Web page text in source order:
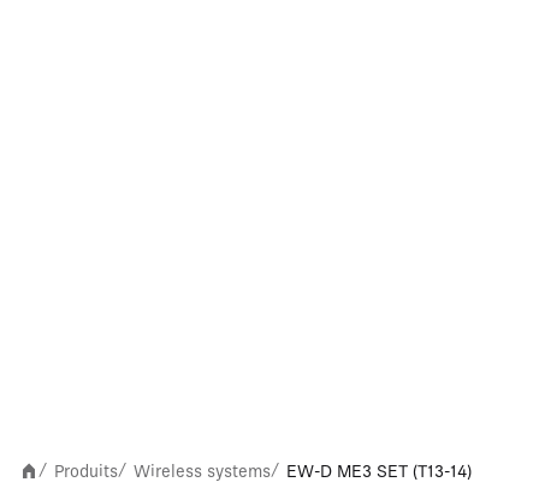
/ Produits/ Wireless systems/ EW-D ME3 SET (T13-14)